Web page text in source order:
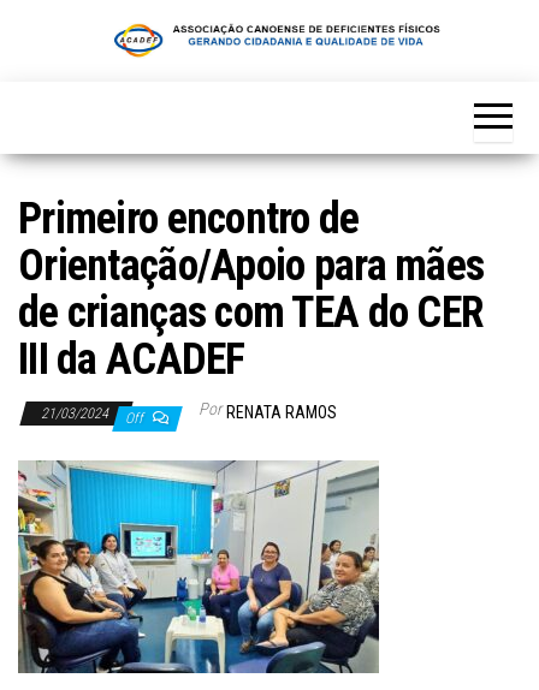
Primeiro encontro de
Orientação/Apoio para mães
de crianças com TEA do CER
III da ACADEF
21/03/2024 Off Por RENATA RAMOS